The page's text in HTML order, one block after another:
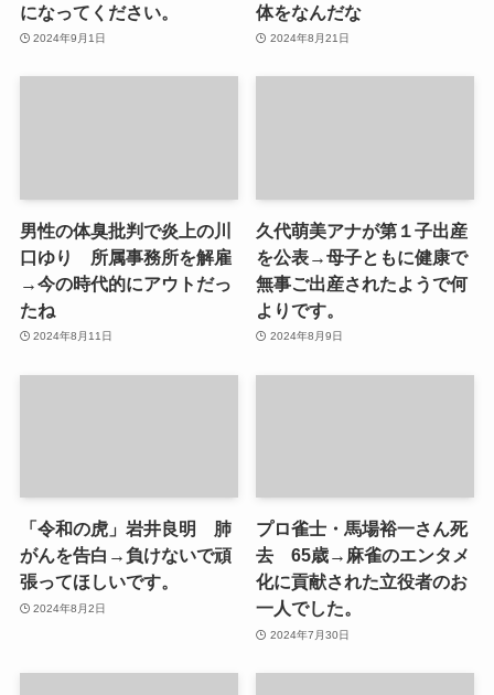
になってください。
2024年9月1日
体をなんだな
2024年8月21日
男性の体臭批判で炎上の川
口ゆり 所属事務所を解雇
→今の時代的にアウトだっ
たね
2024年8月11日
久代萌美アナが第１子出産
を公表→母子ともに健康で
無事ご出産されたようで何
よりです。
2024年8月9日
「令和の虎」岩井良明 肺
がんを告白→負けないで頑
張ってほしいです。
2024年8月2日
プロ雀士・馬場裕一さん死
去 65歳→麻雀のエンタメ
化に貢献された立役者のお
一人でした。
2024年7月30日